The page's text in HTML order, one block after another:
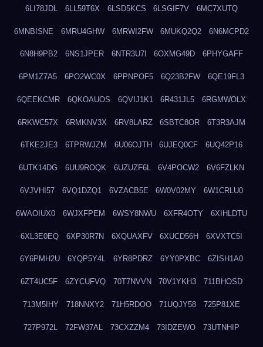
6LI78JDL 6LL59T6X 6LSD5KCS 6LSGIF7V 6MC7XUTQ
6MNBISNE 6MRU4GHW 6MRWI2FW 6MUKQ2Q2 6N6MCPD2
6N8H9PB2 6NS1JPER 6NTR3U7I 6OXMG49D 6PHYGAFF
6PM1Z7A5 6PO2WC0X 6PPNPOF5 6Q23B2FW 6QE19FL3
6QEEKCMR 6QKOAUOS 6QVIJ1K1 6R431JL5 6RGMWOLX
6RKWC57X 6RMKNV3X 6RV8LARZ 6SBTC8OR 6T3R3AJM
6TKE2JE3 6TPRWJZM 6U06OJTH 6UJEQ0CF 6UQ42P16
6UTK14DG 6UU9ROQK 6UZUZF6L 6V4POCW2 6V6FZLKN
6VJVHI57 6VQ1DZQ1 6VZACB5E 6W0V02MY 6W1CRLU0
6WAOIUX0 6WJXFPEM 6WSY8NWU 6XFR4OTY 6XIHLDTU
6XL3E0EQ 6XP30R7N 6XQUAXFV 6XUCD56H 6XVXTC5I
6Y6PMH2U 6YQP5Y4L 6YR8PDRZ 6YY0PXBC 6ZISH1A0
6ZT4UC5F 6ZYCUFVQ 70T7NVVN 70V1YKH3 711BHOSD
713M5IHY 718NNXY2 71H5RDOO 71UQJY58 725P81XE
727P972L 72FW37AL 73CXZZM4 73IDZEWO 73UTNHIP